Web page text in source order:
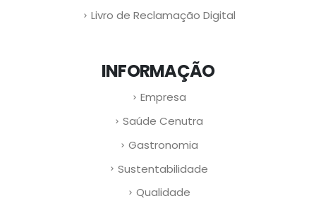
Livro de Reclamação Digital
INFORMAÇÃO
Empresa
Saúde Cenutra
Gastronomia
Sustentabilidade
Qualidade